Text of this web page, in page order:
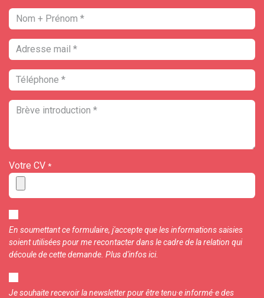
Votre CV *
En soumettant ce formulaire, j'accepte que les informations saisies
soient utilisées pour me recontacter dans le cadre de la relation qui
découle de cette demande. Plus d'infosici.
Je souhaite recevoir la newsletter pour être tenu·e informé·e des